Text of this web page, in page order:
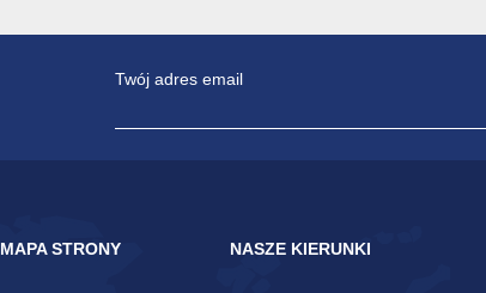
Twój adres email
MAPA STRONY NASZE KIERUNKI